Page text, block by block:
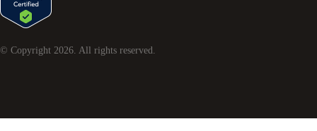
© Copyright 2026. All rights reserved.